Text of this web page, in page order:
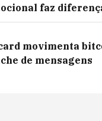
faz
movimenta
de mensagens